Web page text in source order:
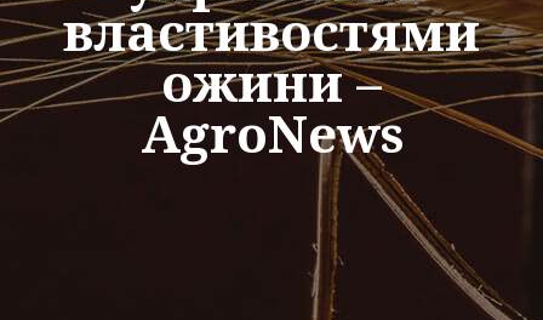
властивостями
ожини –
AgroNews